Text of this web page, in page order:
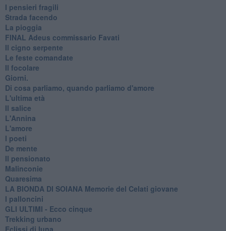
I pensieri fragili
Strada facendo
La pioggia
FINAL Adeus commissario Favati
Il cigno serpente
Le feste comandate
Il focolare
Giorni.
Di cosa parliamo, quando parliamo d'amore
L'ultima età
Il salice
L'Annina
L'amore
I poeti
De mente
Il pensionato
Malinconie
Quaresima
LA BIONDA DI SOIANA Memorie del Celati giovane
I palloncini
GLI ULTIMI - Ecco cinque
Trekking urbano
Eclissi di luna